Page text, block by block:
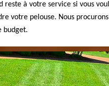
reste à votre service si vous
votre pelouse. Nous
budget.